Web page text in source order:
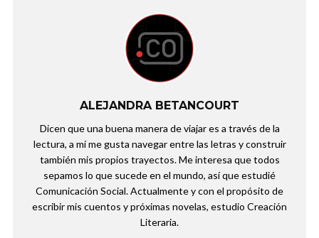
ALEJANDRA BETANCOURT
Dicen que una buena manera de viajar es a través de la
lectura, a mí me gusta navegar entre las letras y construir
también mis propios trayectos. Me interesa que todos
sepamos lo que sucede en el mundo, así que estudié
Comunicación Social. Actualmente y con el propósito de
escribir mis cuentos y próximas novelas, estudio Creación
Literaria.